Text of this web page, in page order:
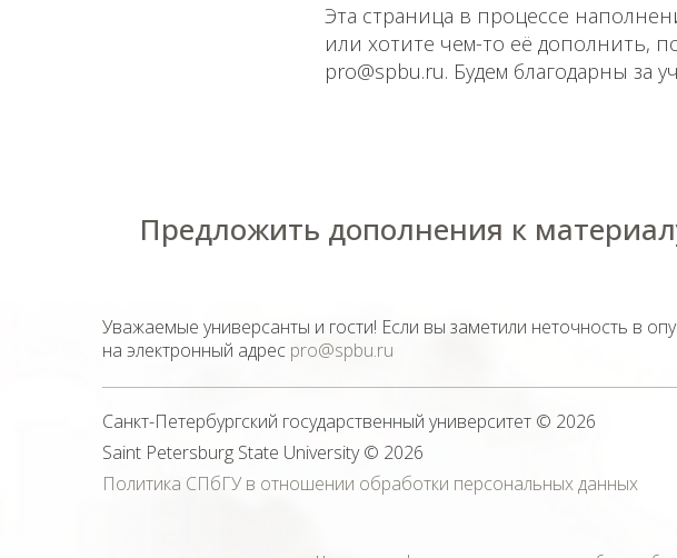
Эта страница в процессе
или хотите чем-то её дополнить,
pro@spbu.ru. Будем благодарны за
Предложить дополнения к
Политика СПбГУ в отношении обработки персональных данных
Saint Petersburg State University© 2026
Уважаемые универсанты и гости! Если вы заметили неточность в
на электронный адрес pro@spbu.ru
Санкт-Петербургский государственный университет © 2026